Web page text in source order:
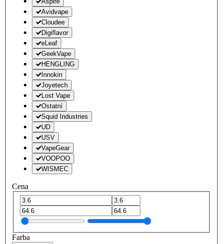
Avidvape
Cloudee
Digiflavor
eLeaf
GeekVape
HENGLING
Innokin
Joyetech
Lost Vape
Ostatní
Squid Industries
UD
USV
VapeGear
VOOPOO
WISMEC
Cena
Farba